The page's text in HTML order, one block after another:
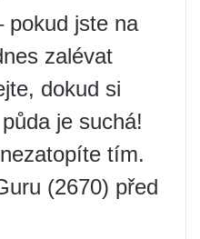
pokud jste na
zalévat
dokud si
je suchá!
tím.
(2670) před